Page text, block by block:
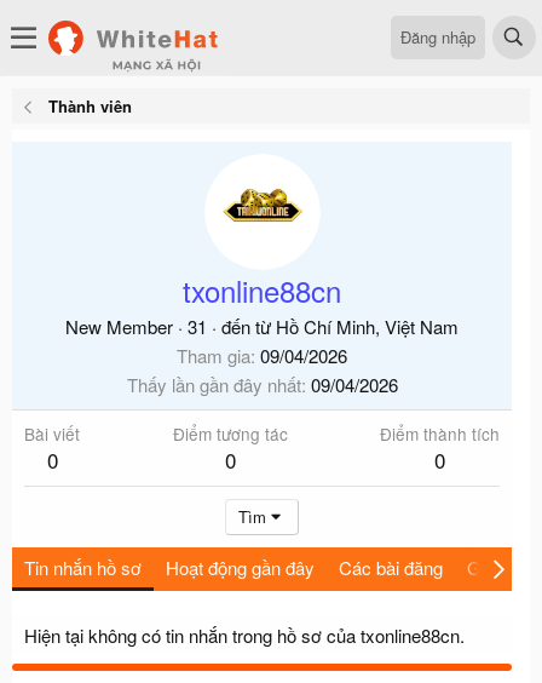
Đăng nhập
Thành viên
txonline88cn
New Member · 31 · đến từ Hồ Chí Minh, Việt Nam
Tham gia 09/04/2026
Thấy lần gần đây nhất 09/04/2026
Bài viết
0
Điểm tương tác
0
Điểm thành tích
0
Tìm
Tin nhắn hồ sơ Hoạt động gần đây Các bài đăng Giới thiệu
Hiện tại không có tin nhắn trong hồ sơ của txonline88cn.